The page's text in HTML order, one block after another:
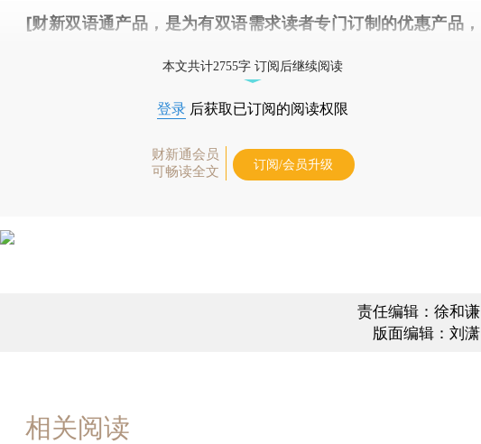
[财新双语通产品，是为有双语需求读者专门订制的优惠产品，
本文共计2755字 订阅后继续阅读
登录 后获取已订阅的阅读权限
财新通会员
可畅读全文
订阅/会员升级
责任编辑：徐和谦
版面编辑：刘潇
相关阅读